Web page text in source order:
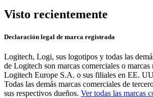
Visto recientemente
Declaración legal de marca registrada
Logitech, Logi, sus logotipos y todas las
de Logitech son marcas comerciales o marcas
Logitech Europe S.A. o sus filiales en EE.
Todas las demás marcas comerciales de
sus respectivos dueños. Ver todas las marcas